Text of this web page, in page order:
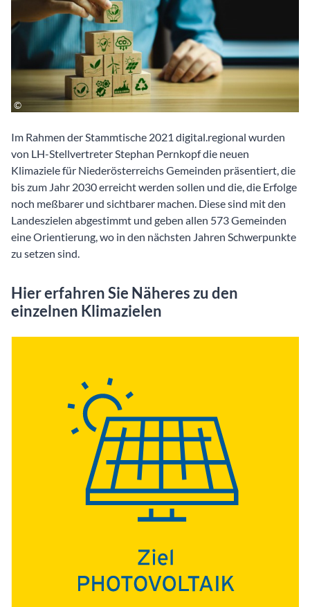
Im Rahmen der Stammtische 2021 digital.regional wurden
von LH-Stellvertreter Stephan Pernkopf die neuen
Klimaziele für Niederösterreichs Gemeinden präsentiert, die
bis zum Jahr 2030 erreicht werden sollen und die, die Erfolge
noch meßbarer und sichtbarer machen. Diese sind mit den
Landeszielen abgestimmt und geben allen 573 Gemeinden
eine Orientierung, wo in den nächsten Jahren Schwerpunkte
zu setzen sind.
Hier erfahren Sie Näheres zu den
einzelnen Klimazielen